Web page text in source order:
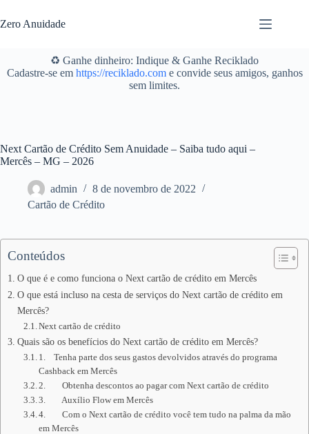
para
o
Zero Anuidade
♻️ Ganhe dinheiro: Indique & Ganhe Reciklado
Cadastre-se em https://reciklado.come convide seus amigos, ganhos
sem limites.
Next Cartão de Crédito Sem Anuidade – Saiba tudo aqui –
Mercês – MG – 2026
admin
8 de novembro de 2022
Cartão de Crédito
Conteúdos
O que é e como funciona o Next cartão de crédito em Mercês
O que está incluso na cesta de serviços do Next cartão de crédito em
Mercês?
Next cartão de crédito
Quais são os benefícios do Next cartão de crédito em Mercês?
1. Tenha parte dos seus gastos devolvidos através do programa
Cashback em Mercês
2. Obtenha descontos ao pagar com Next cartão de crédito
3. Auxílio Flow em Mercês
4. Com o Next cartão de crédito você tem tudo na palma da mão
em Mercês